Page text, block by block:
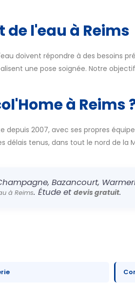
l'eau à Reims
doivent répondre à des besoins
une pose soignée. Notre
à Reims
2007, avec ses propres
délais tenus, dans tout le nord de la
Bazancourt,
à Reims. Étude et devis gratuit.